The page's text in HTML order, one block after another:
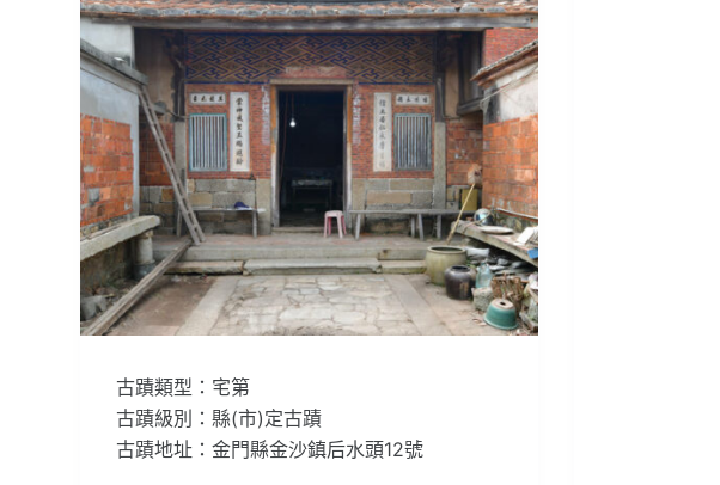
古蹟類型：宅第
古蹟級別：縣(市)定古蹟
古蹟地址：金門縣金沙鎮后水頭12號